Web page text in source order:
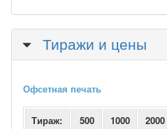
Скрыть
Тиражи и цены
Офсетная печать
Тираж: 500 1000 2000